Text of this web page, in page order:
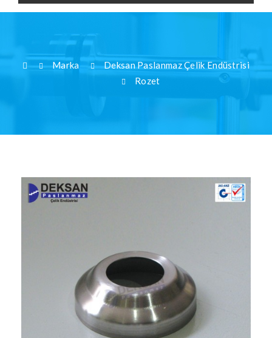
Marka
Deksan Paslanmaz Çelik Endüstrisi
Rozet